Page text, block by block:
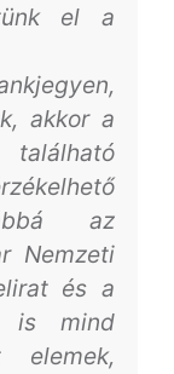
el a
akkor a
az
Nemzeti
és a
is mind
elemek,